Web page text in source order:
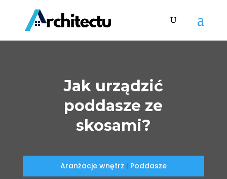
Jak urządzić
poddasze ze
skosami?
Aranżacje wnętrz | Poddasze